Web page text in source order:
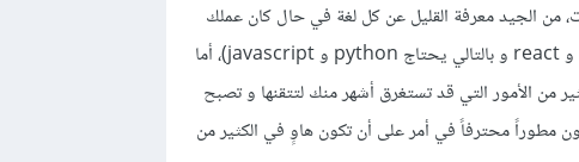
من الجيد معرفة القليل عن كل لغة في حال كان عملك
يتطلب ذلك (مثلاً full stack developer يعمل على django و react و بالتالي يحتاج python و javascript)، أما
من الأمور التي قد تستغرق أشهر منك لتتقنها و تصبح
مطوراً محترفاً في أمر على أن تكون هاوٍ في الكثير من